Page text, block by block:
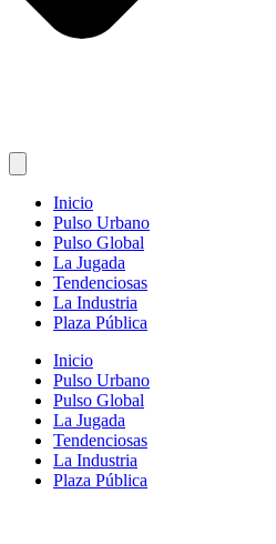
Inicio
Pulso Urbano
Pulso Global
La Jugada
Tendenciosas
La Industria
Plaza Pública
Inicio
Pulso Urbano
Pulso Global
La Jugada
Tendenciosas
La Industria
Plaza Pública